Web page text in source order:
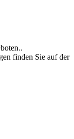
finden Sie auf der